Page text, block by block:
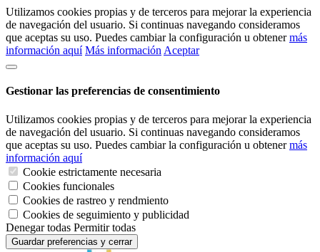
Utilizamos cookies propias y de terceros para mejorar la experiencia
de navegación del usuario. Si continuas navegando consideramos
que aceptas su uso. Puedes cambiar la configuración u obtenermás
información aquí Más información Aceptar
Gestionar las preferencias de consentimiento
Utilizamos cookies propias y de terceros para mejorar la experiencia
de navegación del usuario. Si continuas navegando consideramos
que aceptas su uso. Puedes cambiar la configuración u obtenermás
información aquí
Cookie estrictamente necesaria
Cookies funcionales
Cookies de rastreo y rendmiento
Cookies de seguimiento y publicidad
Denegar todas Permitir todas
Guardar preferencias y cerrar